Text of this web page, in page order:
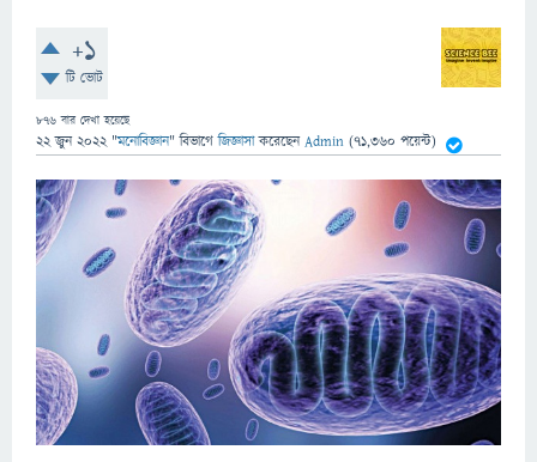
+1
টি ভোট
876 বার দেখা হয়েছে
22 জুন 2022 "মনোবিজ্ঞান" বিভাগে জিজ্ঞাসাকরেছেনAdmin (71,360 পয়েন্ট)